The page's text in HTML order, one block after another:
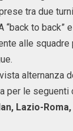
tra due
“back to back”
alle squadre
alternanza
per le seguenti
Lazio-